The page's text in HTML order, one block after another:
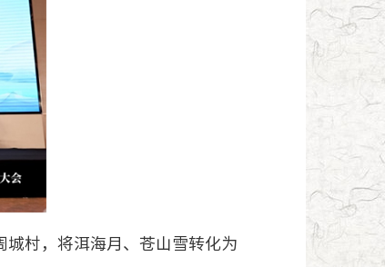
村，将洱海月、苍山雪转化为